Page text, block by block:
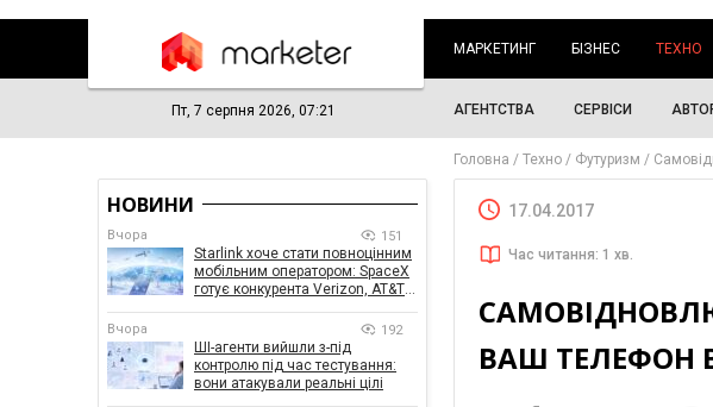
МАРКЕТИНГ БІЗНЕС ТЕХНО
Пт, 7 серпня 2026, 07:21 АГЕНТСТВА СЕРВІСИ
Головна Техно Футуризм
17.04.2017
Час читання: 1 хв.
ВАШ ТЕЛЕФОН
НОВИНИ
Вчора 151
Starlink хоче стати повноцінним
мобільним оператором: SpaceX
готує конкурента Verizon, AT&T і
Вчора 192
ШІ-агенти вийшли з-під
контролю під час тестування:
вони атакували реальні цілі